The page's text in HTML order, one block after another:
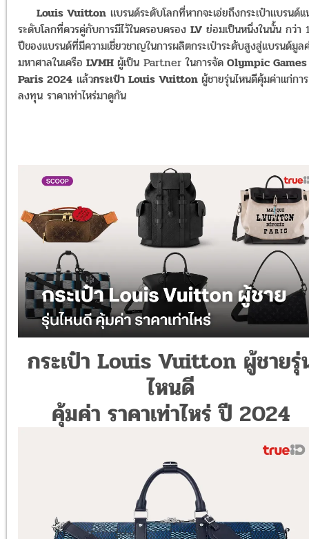
Louis Vuitton แบรนด์ระดับโลกที่หากจะเอ่ยถึงกระเป๋าแบรนด์
ระดับโลกที่ควรคู่กับการมีไว้ในครอบครอง LV ย่อมเป็นหนึ่งในนั้น กว่า
ปีของแบรนด์ที่มีความเชี่ยวชาญในการผลิตกระเป๋าระดับสูงสู่แบรนด์มูล
มหาศาลในเครือ LVMH ผู้เป็น Partner ในการจัด Olympic Games
Paris 2024 แล้วกระเป๋า Louis Vuitton ผู้ชายรุ่นไหนดีคุ้มค่าแก่การ
ลงทุน ราคาเท่าไหร่มาดูกัน
กระเป๋า Louis Vuitton ผู้ชายรุ่
ไหนดี
คุ้มค่า ราคาเท่าไหร่ ปี 2024